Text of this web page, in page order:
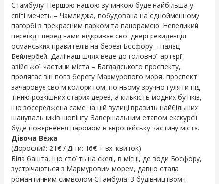
Стамбулу. Першою нашою зупинкою буде найбільша у
світі мечеть – Чамлиджа, побудована на однойменному
пагорбі з прекрасним парком та панорамою. Невеликий
переїзд і перед нами відкриває свої двері резиденція
османських правителів на березі Босфору – палац
Бейлербей. Далі наш шлях веде до головної артерії
азійської частини міста – Багдадського проспекту,
пролягає він повз берегу Мармурового моря, проспект
зачаровує своїм колоритом, по ньому зручно гуляти під
тінню розкішних старих дерев, а кількість модних бутіків,
що зосереджена саме на цій вулиці вразить найбільших
шанувальників шопінгу. Завершальним етапом екскурсії
буде повернення паромом в європейську частину міста.
Дівоча Вежа
(Дорослий: 21€ / Діти: 16€ + вх. квиток)
Біла башта, що стоїть на скелі, в місці, де води Босфору,
зустрічаються з Мармуровим морем, давно стала
романтичним символом Стамбула. З будівництвом і